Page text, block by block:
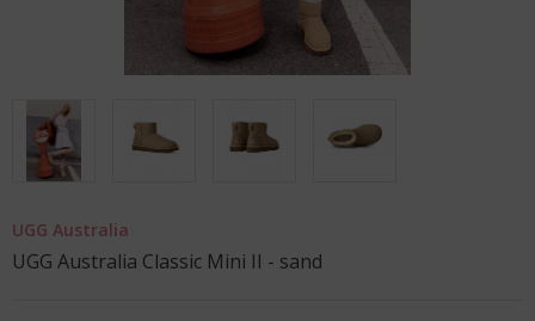
UGG Australia
UGG Australia Classic Mini II - sand